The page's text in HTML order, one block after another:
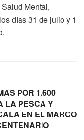
Mental,
días 31 de julio y 1
POR 1.600
LA PESCA Y
EN EL MARCO